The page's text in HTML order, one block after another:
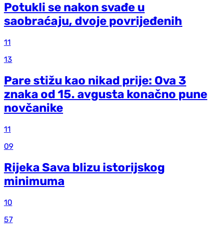
Potukli se nakon svađe u
saobraćaju, dvoje povrijeđenih
11
13
Pare stižu kao nikad prije: Ova 3
znaka od 15. avgusta konačno pune
novčanike
11
09
Rijeka Sava blizu istorijskog
minimuma
10
57